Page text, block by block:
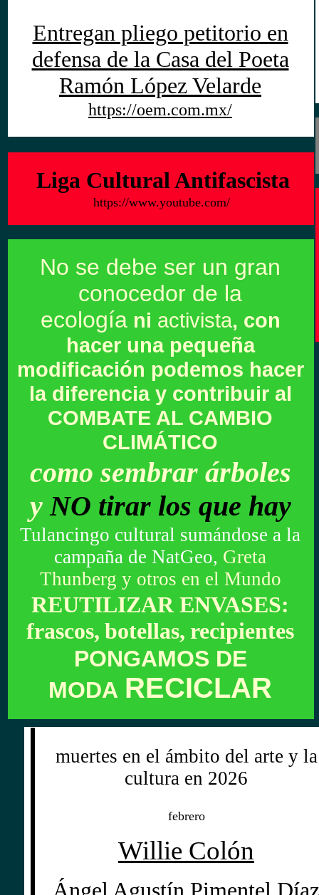
Entregan pliego petitorio en
defensa de la Casa del Poeta
Ramón López Velarde
https://oem.com.mx/
Liga Cultural Antifascista
https://www.youtube.com/
No se debe ser un gran
conocedor de la
ecologíani activista, con
hacer una pequeña
modificación podemos hacer
la diferencia y contribuir al
COMBATE AL CAMBIO
CLIMÁTICO
como sembrar árboles
yNO tirar los que hay
Tulancingo cultural sumándose a la
campaña de NatGeo, Greta
Thunberg y otros en el Mundo
REUTILIZAR ENVASES:
frascos, botellas, recipientes
PONGAMOS DE
MODA RECICLAR
muertes en el ámbito del arte y la
cultura en 2026
febrero
Willie Colón